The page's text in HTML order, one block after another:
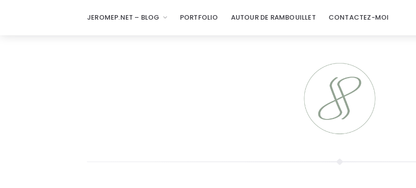
JEROMEP.NET – BLOG PORTFOLIO AUTOUR DE RAMBOUILLET CONTACTEZ-MOI